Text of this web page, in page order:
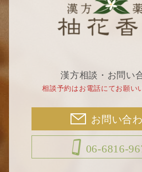
漢方相談・お問い
相談予約はお電話にてお願い
お問い合
06-6816-